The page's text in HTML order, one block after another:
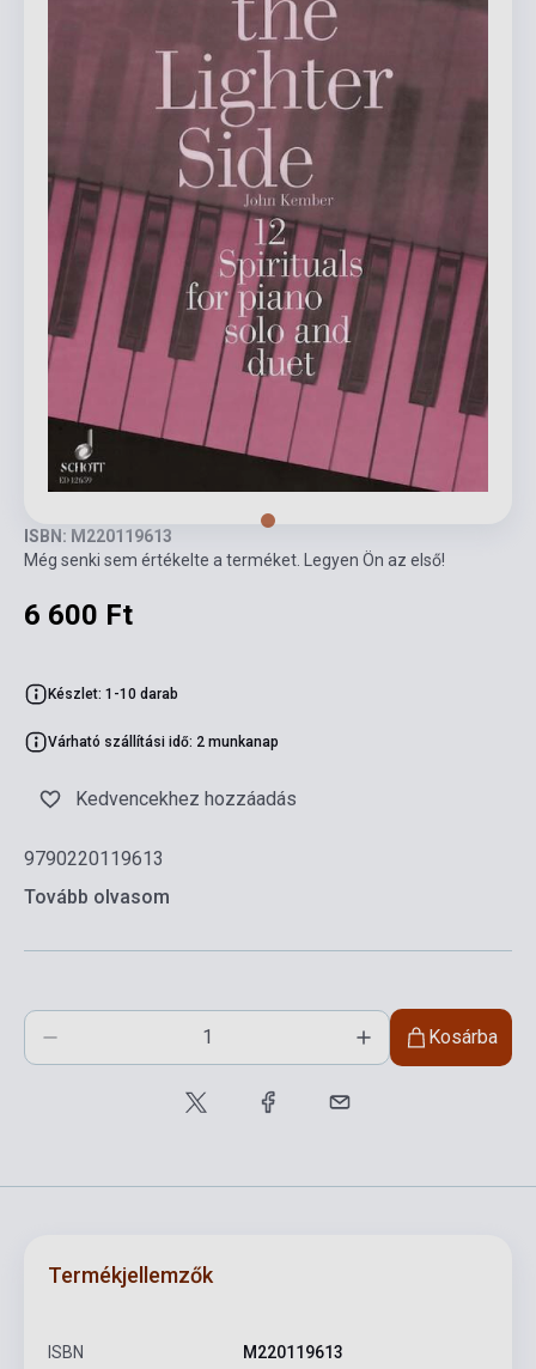
ISBN: M220119613
Még senki sem értékelte a terméket. Legyen Ön az első!
6 600 Ft
Készlet: 1-10 darab
Várható szállítási idő: 2 munkanap
Kedvencekhez hozzáadás
9790220119613
Tovább olvasom
Kosárba
Termékjellemzők
ISBN M220119613